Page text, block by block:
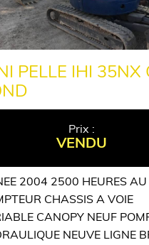
PELLE IHI 35NX
Prix :
VENDU
2004 2500 HEURES AU
CHASSIS A VOIE
CANOPY NEUF
NEUVE LIGNE